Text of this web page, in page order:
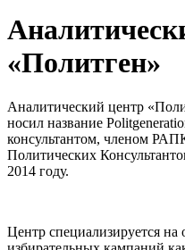
«Политген»
Аналитический центр
носил название
консультантом, членом
Политических
2014 году.
Центр специализируется